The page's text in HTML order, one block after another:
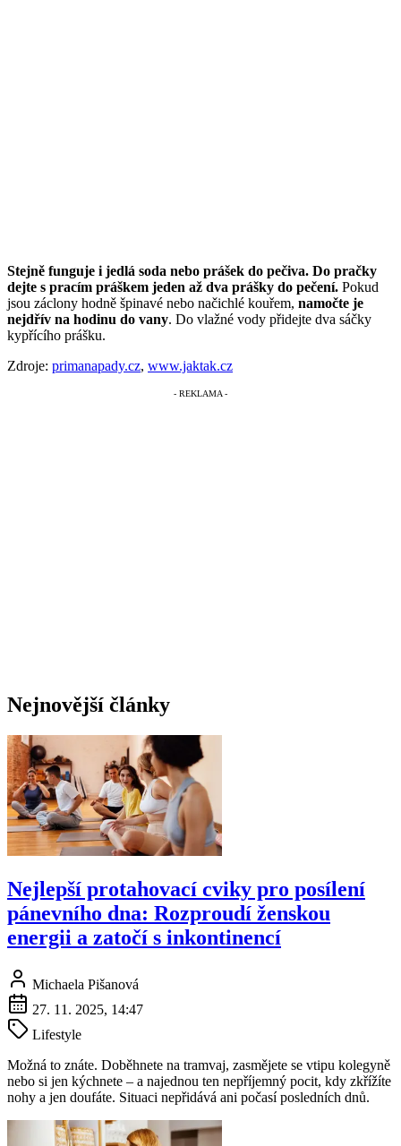
Stejně funguje i jedlá soda nebo prášek do pečiva. Do pračky
dejte s pracím práškem jeden až dva prášky do pečení. Pokud
jsou záclony hodně špinavé nebo načichlé kouřem, namočte je
nejdřív na hodinu do vany. Do vlažné vody přidejte dva sáčky
kypřícího prášku.
Zdroje: primanapady.cz, www.jaktak.cz
Nejnovější články
Nejlepší protahovací cviky pro posílení
pánevního dna: Rozproudí ženskou
energii a zatočí s inkontinencí
Michaela Pišanová
27. 11. 2025, 14:47
Lifestyle
Možná to znáte. Doběhnete na tramvaj, zasmějete se vtipu kolegyně
nebo si jen kýchnete – a najednou ten nepříjemný pocit, kdy zkřížíte
nohy a jen doufáte. Situaci nepřidává ani počasí posledních dnů.